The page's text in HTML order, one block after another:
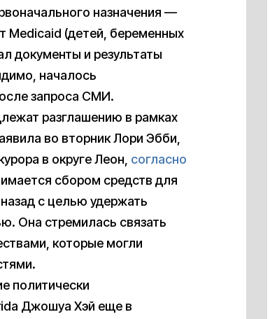
назначения —
Medicaid (детей, беременных
документы и результаты
началось
запроса СМИ.
разглашению в рамках
во вторник Лори Эбби,
в округе Леон, согласно
сбором средств для
с целью удержать
Она стремилась связать
которые могли
политически
Джошуа Хэй еще в